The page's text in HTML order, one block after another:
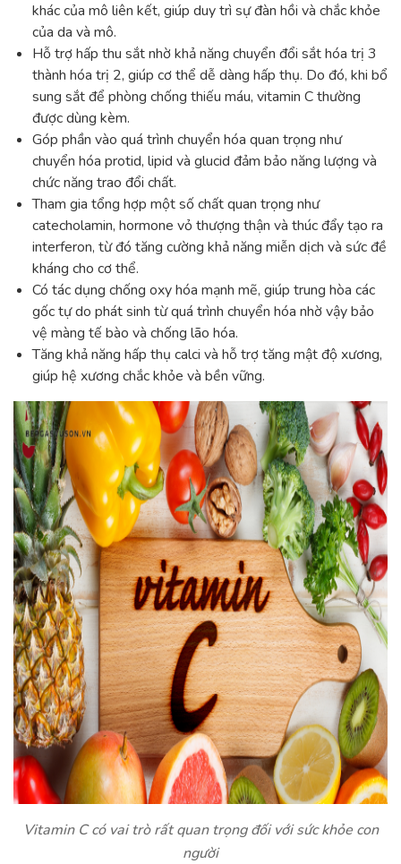
khác của mô liên kết, giúp duy trì sự đàn hồi và chắc khỏe
của da và mô.
Hỗ trợ hấp thu sắt nhờ khả năng chuyển đổi sắt hóa trị 3
thành hóa trị 2, giúp cơ thể dễ dàng hấp thụ. Do đó, khi bổ
sung sắt để phòng chống thiếu máu, vitamin C thường
được dùng kèm.
Góp phần vào quá trình chuyển hóa quan trọng như
chuyển hóa protid, lipid và glucid đảm bảo năng lượng và
chức năng trao đổi chất.
Tham gia tổng hợp một số chất quan trọng như
catecholamin, hormone vỏ thượng thận và thúc đẩy tạo ra
interferon, từ đó tăng cường khả năng miễn dịch và sức đề
kháng cho cơ thể.
Có tác dụng chống oxy hóa mạnh mẽ, giúp trung hòa các
gốc tự do phát sinh từ quá trình chuyển hóa nhờ vậy bảo
vệ màng tế bào và chống lão hóa.
Tăng khả năng hấp thụ calci và hỗ trợ tăng mật độ xương,
giúp hệ xương chắc khỏe và bền vững.
Vitamin C có vai trò rất quan trọng đối với sức khỏe con
người